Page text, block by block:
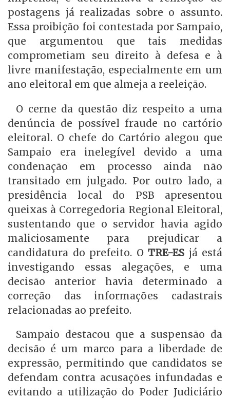
postagens já realizadas sobre o assunto.
Essa proibição foi contestada por Sampaio,
que argumentou que tais medidas
comprometiam seu direito à defesa e à
livre manifestação, especialmente em um
ano eleitoral em que almeja a reeleição.
O cerne da questão diz respeito a uma
denúncia de possível fraude no cartório
eleitoral. O chefe do Cartório alegou que
Sampaio era inelegível devido a uma
condenação em processo ainda não
transitado em julgado. Por outro lado, a
presidência local do PSB apresentou
queixas à Corregedoria Regional Eleitoral,
sustentando que o servidor havia agido
maliciosamente para prejudicar a
candidatura do prefeito. O TRE-ES já está
investigando essas alegações, e uma
decisão anterior havia determinado a
correção das informações cadastrais
relacionadas ao prefeito.
Sampaio destacou que a suspensão da
decisão é um marco para a liberdade de
expressão, permitindo que candidatos se
defendam contra acusações infundadas e
evitando a utilização do Poder Judiciário